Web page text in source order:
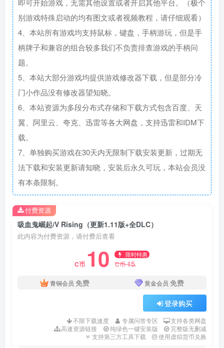
即可开始游戏，无需其他设置或者开启其他平台。（极个
别游戏特殊启动的均有图文或者视频教程，请仔细观看）
4、本站所有游戏均支持鼠标，键盘，手柄游玩，但是手
柄牌子和兼容的组合较多我们不负责排查游戏的手柄问
题。
5、本站大部分游戏均提供游戏修改器下载，但是部分冷
门小作品没有修改器望知晓。
6、本站资源为多段分布式存储和下载方式包含百度、天
翼、阿里云、夸克、迅雷等各大网盘，支持迅雷和IDM下
载。
7、单独购买游戏在30天内无限制下载安装更新，过期无
法下载和安装更新请知晓，安装后永久可玩，本站会员没
有本条限制。
吸血鬼崛起/V Rising（更新1.11版+全DLC）
此内容为付费资源，请付费后查看
C币 10 限时特惠
C币15
青铜会员 免费 黄金会员 免费
登录购买
不限下载速度 专属问答专区
支持各类网盘
高速资源链接
纯绿色一键安装版
完整版无删减
支持第三方工具下载
使用虚拟货币兑换
付费资源